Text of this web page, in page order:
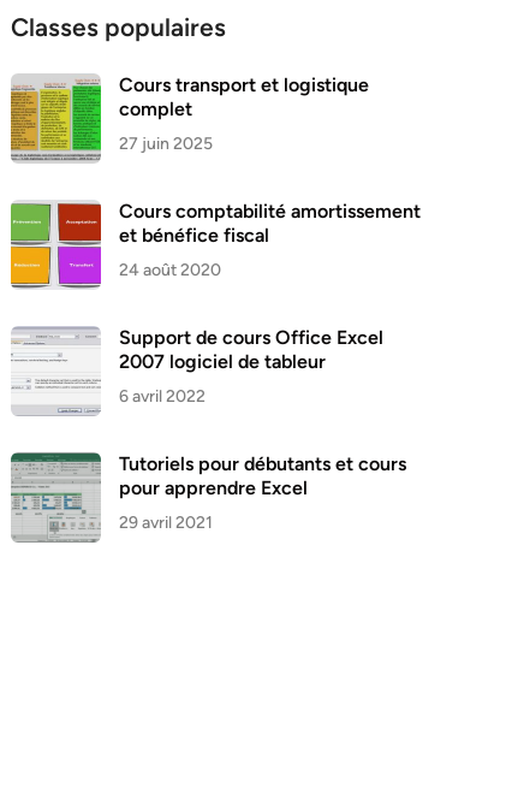
Classes populaires
Cours transport et logistique
complet
27 juin 2025
Cours comptabilité amortissement
et bénéfice fiscal
24 août 2020
Support de cours Office Excel
2007 logiciel de tableur
6 avril 2022
Tutoriels pour débutants et cours
pour apprendre Excel
29 avril 2021